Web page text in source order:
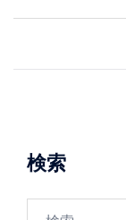
ー
シ
ョ
検索